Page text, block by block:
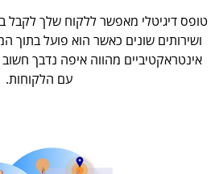
טופס דיגיטלי מאפשר ללקוח שלך לקבל
ושירותים שונים כאשר הוא פועל
אינטראקטיביים מהווה איפה נדבך
עם הלקוחות.